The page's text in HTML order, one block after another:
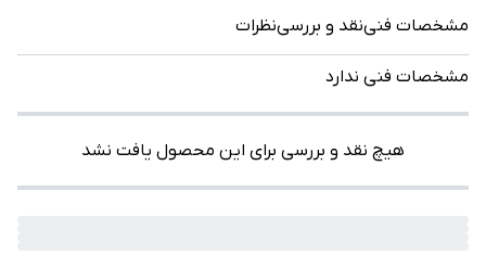
مشخصات فنینقد و بررسینظرات
مشخصات فنی ندارد
هیچ نقد و بررسی برای این محصول یافت نشد